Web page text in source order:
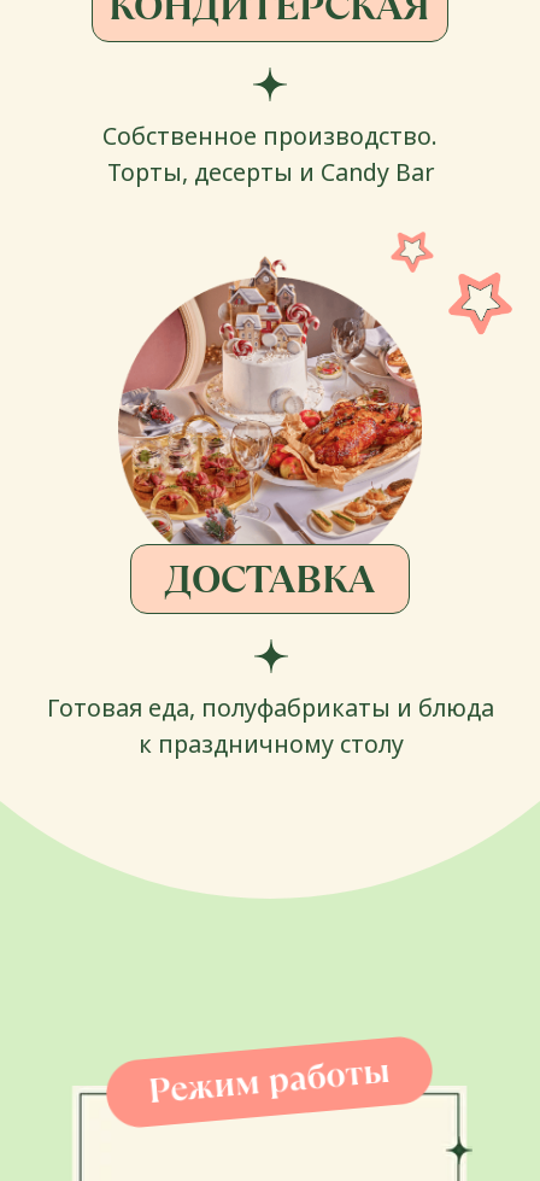
Ташкент, ТЦ Ташкент Сити
Молл, ул. Батыра
Смотреть на карте
На 3 этаже торгово-
развлекательного центра Tashkent
City Mall расположились основное
пространство ресторана, большая
и корнер с товарами для детей
и приятными мелочами для дома.
Отдельный корнер занимает Candy-
детских городка!
+(998) 78-113-64-04
+(998) 55-516-64-04